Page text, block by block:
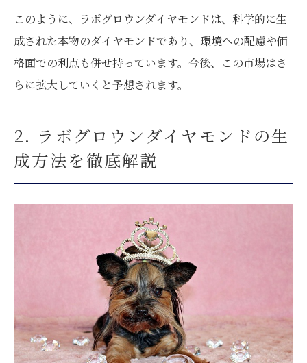
このように、ラボグロウンダイヤモンドは、科学的に生
成された本物のダイヤモンドであり、環境への配慮や価
格面での利点も併せ持っています。今後、この市場はさ
らに拡大していくと予想されます。
2. ラボグロウンダイヤモンドの生
成方法を徹底解説